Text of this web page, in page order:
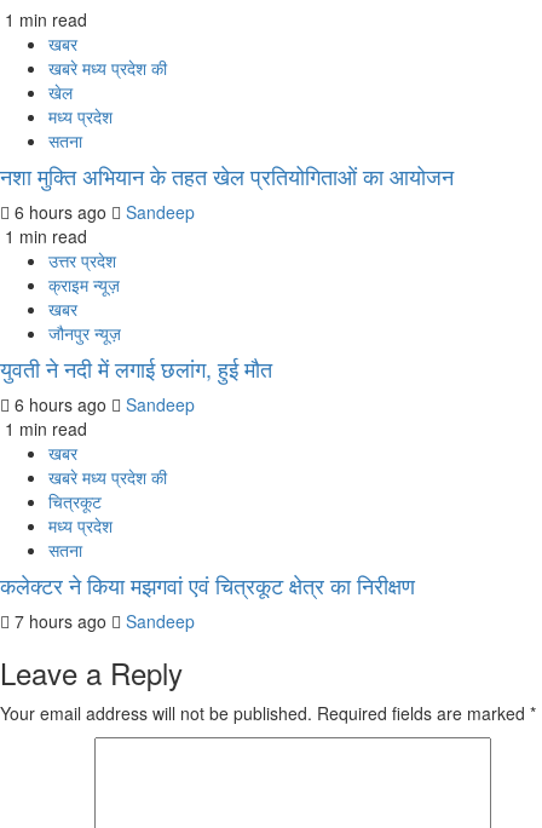
1 min read
खबर
खबरे मध्य प्रदेश की
खेल
मध्य प्रदेश
सतना
नशा मुक्ति अभियान के तहत खेल प्रतियोगिताओं का आयोजन
6 hours ago
Sandeep
1 min read
उत्तर प्रदेश
क्राइम न्यूज़
खबर
जौनपुर न्यूज़
युवती ने नदी में लगाई छलांग, हुई मौत
6 hours ago
Sandeep
1 min read
खबर
खबरे मध्य प्रदेश की
चित्रकूट
मध्य प्रदेश
सतना
कलेक्टर ने किया मझगवां एवं चित्रकूट क्षेत्र का निरीक्षण
7 hours ago Sandeep
Leave a Reply
Your email address will not be published. Required fields are marked *